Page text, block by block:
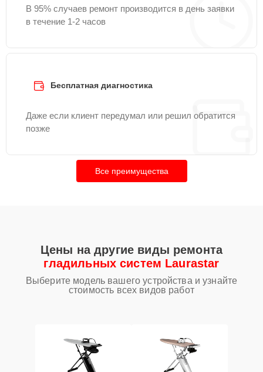
В 95% случаев ремонт производится в день заявки
в течение 1-2 часов
Бесплатная диагностика
Даже если клиент передумал или решил обратится
позже
Все преимущества
Цены на другие виды ремонта
гладильных систем Laurastar
Выберите модель вашего устройства и узнайте
стоимость всех видов работ